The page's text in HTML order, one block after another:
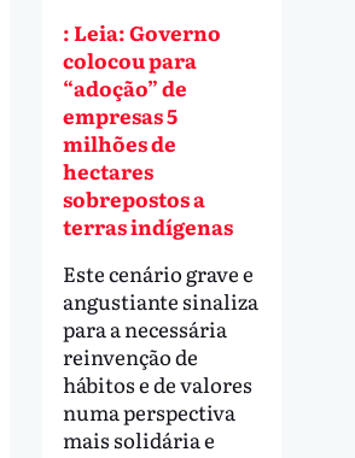
: Leia: Governo
colocou para
“adoção” de
empresas 5
milhões de
hectares
sobrepostos a
terras indígenas
Este cenário grave e
angustiante sinaliza
para a necessária
reinvenção de
hábitos e de valores
numa perspectiva
mais solidária e